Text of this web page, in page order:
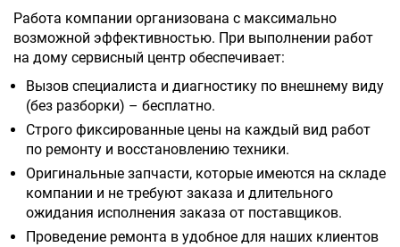
Работа компании организована с максимально
возможной эффективностью. При выполнении работ
на дому сервисный центр обеспечивает:
Вызов специалиста и диагностику по внешнему виду
(без разборки) – бесплатно.
Строго фиксированные цены на каждый вид работ
по ремонту и восстановлению техники.
Оригинальные запчасти, которые имеются на складе
компании и не требуют заказа и длительного
ожидания исполнения заказа от поставщиков.
Проведение ремонта в удобное для наших клиентов